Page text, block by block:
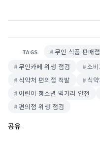
TAGS 무인 식품 판매
무인카페 위생 점검
소
식약처 편의점 적발
식
어린이 청소년 먹거리 안전
편의점 위생 점검
공유